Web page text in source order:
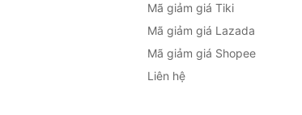
Mã giảm giá Tiki
Mã giảm giá Lazada
Mã giảm giá Shopee
Liên hệ